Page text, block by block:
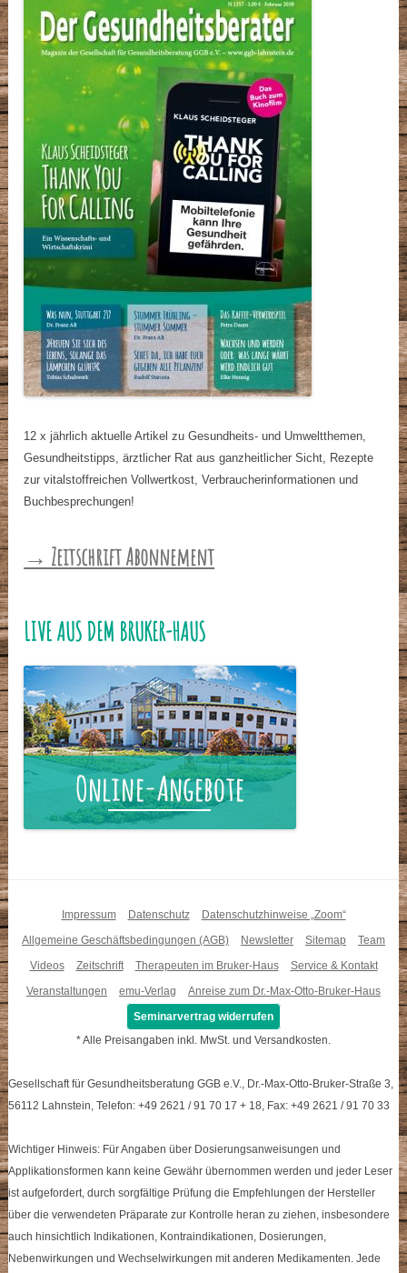
12 x jährlich aktuelle Artikel zu Gesundheits- und Umweltthemen,
Gesundheitstipps, ärztlicher Rat aus ganzheitlicher Sicht, Rezepte
zur vitalstoffreichen Vollwertkost, Verbraucherinformationen und
Buchbesprechungen!
→ Zeitschrift Abonnement
LIVE AUS DEM BRUKER-HAUS
Impressum Datenschutz
Datenschutzhinweise „Zoom“
Allgemeine Geschäftsbedingungen (AGB)
Newsletter Sitemap
Team
Videos
Zeitschrift Therapeuten im Bruker-Haus
Service & Kontakt
Veranstaltungen
emu-Verlag
Anreise zum Dr.-Max-Otto-Bruker-Haus
Seminarvertrag widerrufen
* Alle Preisangaben inkl. MwSt. und Versandkosten.
Gesellschaft für Gesundheitsberatung GGB e.V., Dr.-Max-Otto-Bruker-Straße 3,
56112 Lahnstein, Telefon: +49 2621 / 91 70 17 + 18, Fax: +49 2621 / 91 70 33
Wichtiger Hinweis: Für Angaben über Dosierungsanweisungen und
Applikationsformen kann keine Gewähr übernommen werden und jeder Leser
ist aufgefordert, durch sorgfältige Prüfung die Empfehlungen der Hersteller
über die verwendeten Präparate zur Kontrolle heran zu ziehen, insbesondere
auch hinsichtlich Indikationen, Kontraindikationen, Dosierungen,
Nebenwirkungen und Wechselwirkungen mit anderen Medikamenten. Jede